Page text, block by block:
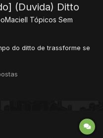
(Duvida) Ditto
Tópicos Sem
do ditto de trassforme se